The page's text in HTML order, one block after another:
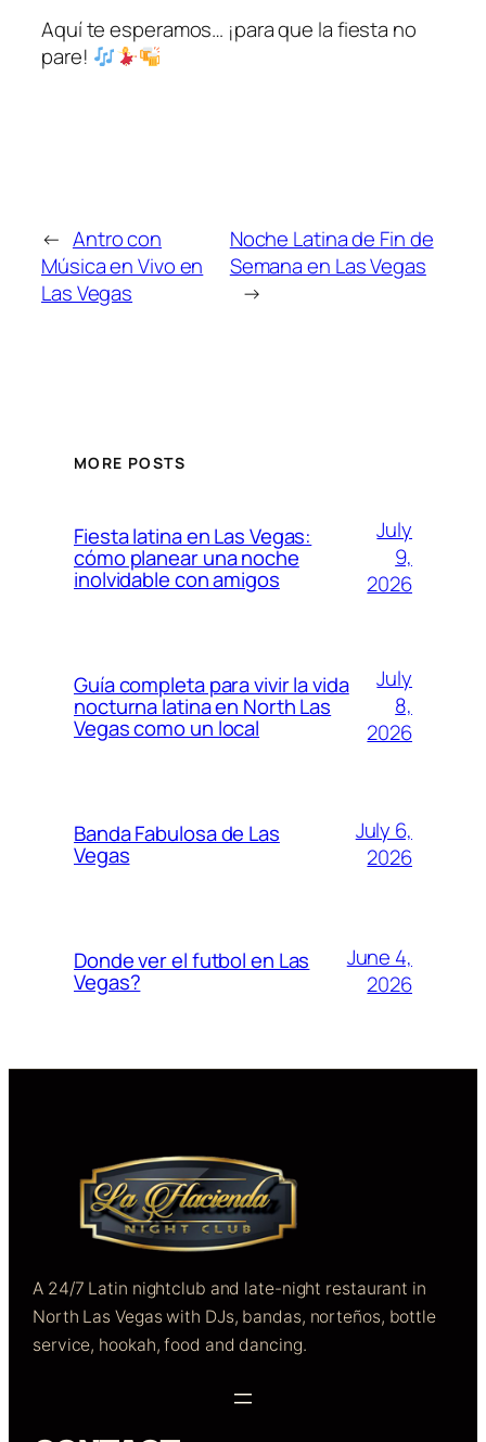
Aquí te esperamos… ¡para que la fiesta no
pare!
← Antro con
Música en Vivo en
Las Vegas
Noche Latina de Fin de
Semana en Las Vegas
→
MORE POSTS
Fiesta latina en Las Vegas:
cómo planear una noche
inolvidable con amigos
July
9,
2026
Guía completa para vivir la vida
nocturna latina en North Las
Vegas como un local
July
8,
2026
Banda Fabulosa de Las
Vegas
July 6,
2026
Donde ver el futbol en Las
Vegas?
June 4,
2026
A 24/7 Latin nightclub and late-night restaurant in
North Las Vegas with DJs, bandas, norteños, bottle
service, hookah, food and dancing.